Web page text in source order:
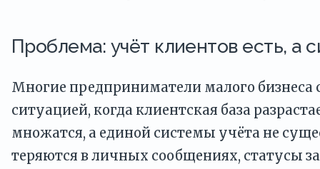
Проблема: учёт клиентов есть, а
Многие предприниматели малого бизнеса
ситуацией, когда клиентская база
множатся, а единой системы учёта не
теряются в личных сообщениях, статусы